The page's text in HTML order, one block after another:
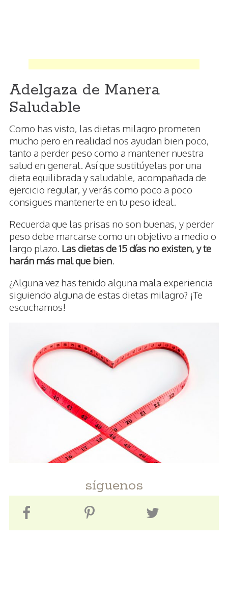
Adelgaza de Manera
Saludable
Como has visto, las dietas milagro prometen
mucho pero en realidad nos ayudan bien poco,
tanto a perder peso como a mantener nuestra
salud en general. Así que sustitúyelas por una
dieta equilibrada y saludable, acompañada de
ejercicio regular, y verás como poco a poco
consigues mantenerte en tu peso ideal.
Recuerda que las prisas no son buenas, y perder
peso debe marcarse como un objetivo a medio o
largo plazo. Las dietas de 15 días no existen, y te
harán más mal que bien.
¿Alguna vez has tenido alguna mala experiencia
siguiendo alguna de estas dietas milagro? ¡Te
escuchamos!
síguenos